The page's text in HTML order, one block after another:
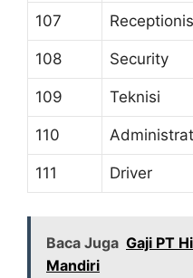
107
108 Security
109 Teknisi
110
111 Driver
Baca Juga Gaji PT
Mandiri